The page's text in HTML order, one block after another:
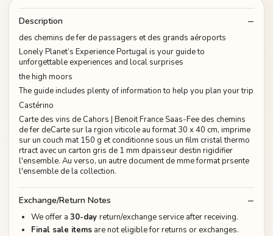
Description
des chemins de fer de passagers et des grands aéroports
Lonely Planet’s Experience Portugal is your guide to
unforgettable experiences and local surprises
the high moors
The guide includes plenty of information to help you plan your trip
Castérino
Carte des vins de Cahors | Benoit France Saas-Fee des chemins
de fer deCarte sur la rgion viticole au format 30 x 40 cm, imprime
sur un couch mat 150 g et conditionne sous un film cristal thermo
rtract avec un carton gris de 1 mm dpaisseur destin rigidifier
l'ensemble. Au verso, un autre document de mme format prsente
l'ensemble de la collection.
Exchange/Return Notes
We offer a 30-day return/exchange service after receiving.
Final sale items are not eligible for returns or exchanges.